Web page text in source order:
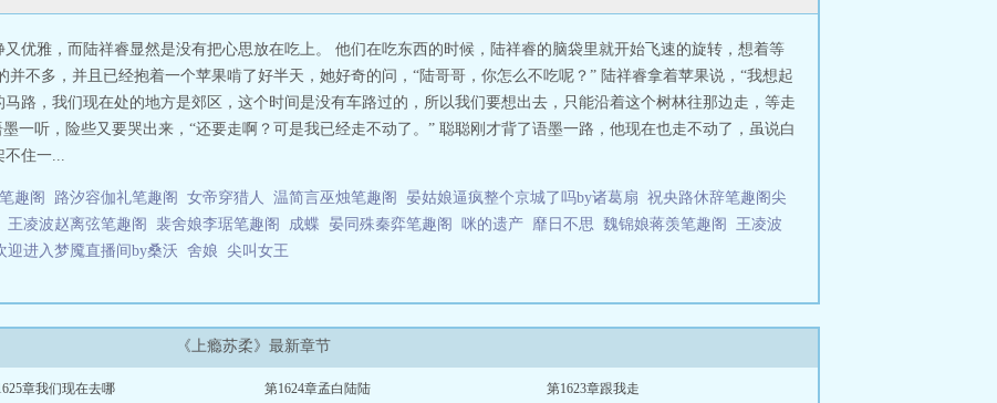
优雅，而陆祥睿显然是没有把心思放在吃上。 他们在吃东西的时候，陆祥睿的脑袋里就开始飞速的旋转，想着等
不多，并且已经抱着一个苹果啃了好半天，她好奇的问，“陆哥哥，你怎么不吃呢？” 陆祥睿拿着苹果说，“我想起
路，我们现在处的地方是郊区，这个时间是没有车路过的，所以我们要想出去，只能沿着这个树林往那边走，等走
一听，险些又要哭出来，“还要走啊？可是我已经走不动了。” 聪聪刚才背了语墨一路，他现在也走不动了，虽说白
不住一...
趣阁 路汐容伽礼笔趣阁 女帝穿猎人 温简言巫烛笔趣阁 晏姑娘逼疯整个京城了吗by诸葛扇 祝央路休辞笔趣阁尖
王凌波赵离弦笔趣阁 裴舍娘李琚笔趣阁 成蝶 晏同殊秦弈笔趣阁 咪的遗产 靡日不思 魏锦娘蒋羡笔趣阁
王凌波
迎进入梦魇直播间by桑沃 舍娘 尖叫女王
《上瘾苏柔》最新章节
章我们现在去哪 第1624章孟白陆陆 第1623章跟我走